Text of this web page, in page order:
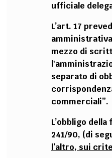
ufficiale
L’art. 17
mezzo di
separato di
commerciali”.
L’obbligo
241/90, (di
l’altro, sui